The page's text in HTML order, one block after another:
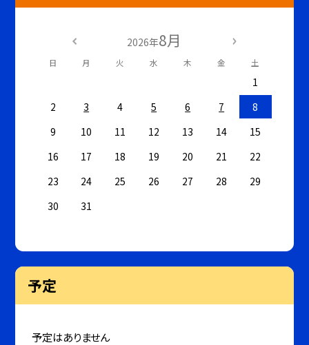
2026年8月
日 月 火 水 木 金 土
1
2
3 4 5 6 7
8
9
10 11 12 13 14
15
16
17 18 19 20 21
22
23
24 25 26 27 28
29
30
31
予定
予定はありません